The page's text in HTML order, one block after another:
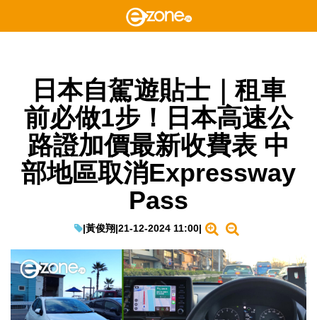
日本自駕遊貼士｜租車
前必做1步！日本高速公
路證加價最新收費表 中
部地區取消Expressway
Pass
|黃俊翔|21-12-2024 11:00|